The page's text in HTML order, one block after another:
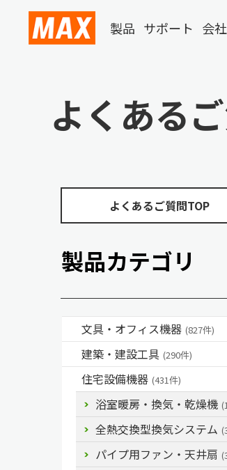
製品 サポート 会
よくある
よくあるご質問TOP
製品カテゴリ
文具・オフィス機器 (827件)
建築・建設工具 (290件)
住宅設備機器 (431件)
浴室暖房・換気・乾燥機
全熱交換型換気システム
パイプ用ファン・天井扇